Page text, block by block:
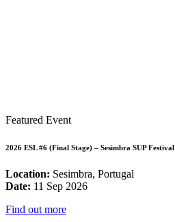
Featured Event
2026 ESL #6 (Final Stage) – Sesimbra SUP Festival
Location: Sesimbra, Portugal
Date: 11 Sep 2026
Find out more